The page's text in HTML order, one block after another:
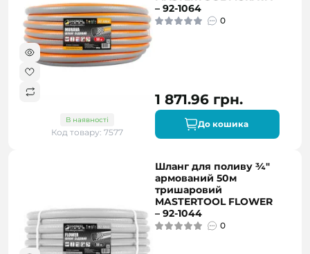
В наявності
Код товару: 7577
– 92-1064
0
1 871.96 грн.
До кошика
Шланг для поливу ¾"
армований 50м
тришаровий
MASTERTOOL FLOWER
– 92-1044
0